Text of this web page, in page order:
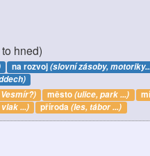
hned)
na rozvoj(slovní zásoby,
město(ulice, park ...)
...) příroda(les, tábor ...)